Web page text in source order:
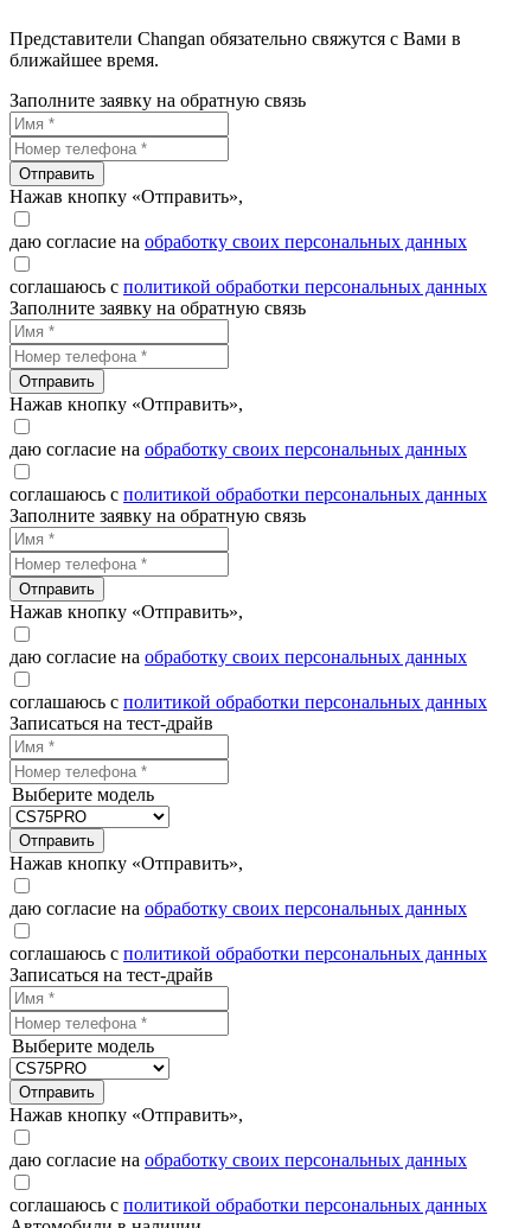
Представители Changan обязательно свяжутся с Вами в
ближайшее время.
Заполните заявку на обратную связь
Отправить
Нажав кнопку «Отправить»,
даю согласие на обработку своих персональных данных
соглашаюсь с политикой обработки персональных данных
Заполните заявку на обратную связь
Отправить
Нажав кнопку «Отправить»,
даю согласие на обработку своих персональных данных
соглашаюсь с политикой обработки персональных данных
Заполните заявку на обратную связь
Отправить
Нажав кнопку «Отправить»,
даю согласие на обработку своих персональных данных
соглашаюсь с политикой обработки персональных данных
Записаться на тест-драйв
Выберите модель
Отправить
Нажав кнопку «Отправить»,
даю согласие на обработку своих персональных данных
соглашаюсь с политикой обработки персональных данных
Записаться на тест-драйв
Выберите модель
Отправить
Нажав кнопку «Отправить»,
даю согласие на обработку своих персональных данных
соглашаюсь с политикой обработки персональных данных